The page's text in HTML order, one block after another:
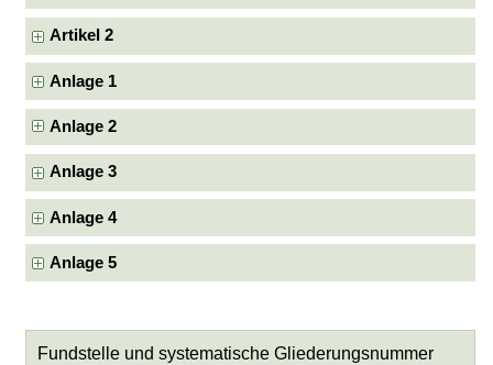
Artikel 2
Anlage 1
Anlage 2
Anlage 3
Anlage 4
Anlage 5
Fundstelle und systematische Gliederungsnummer